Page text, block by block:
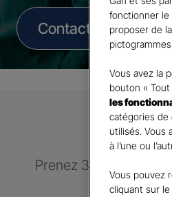
Contacter un Agent
Prenez 3 minutes
fonctionner le
proposer de
Vous avez la
bouton «
les
catégories de
utilisés. Vous
à l’une ou
Vous pouvez
cliquant sur le